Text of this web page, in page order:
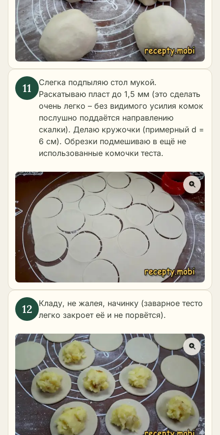
Слегка подпыляю стол мукой.
Раскатываю пласт до 1,5 мм (это сделать
очень легко – без видимого усилия комок
послушно поддаётся направлению
скалки). Делаю кружочки (примерный d =
6 см). Обрезки подмешиваю в ещё не
использованные комочки теста.
Кладу, не жалея, начинку (заварное тесто
легко закроет её и не порвётся).